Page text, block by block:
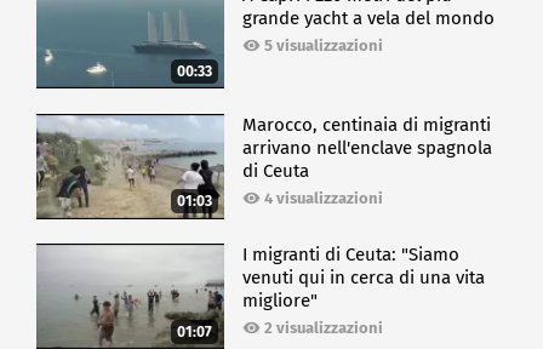
00:33
grande yacht a vela del mondo
5 visualizzazioni
01:03
Marocco, centinaia di migranti
arrivano nell'enclave spagnola
di Ceuta
4 visualizzazioni
01:07
I migranti di Ceuta: "Siamo
venuti qui in cerca di una vita
migliore"
2 visualizzazioni